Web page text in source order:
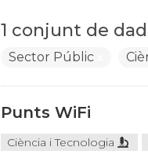
1 conjunt de
Sector Públic
Punts WiFi
Ciència i Tecnologia